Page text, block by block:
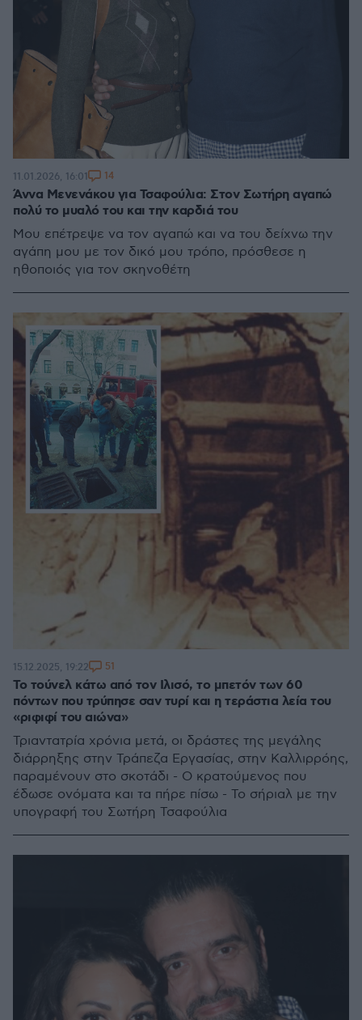
Άννα Μενενάκου για Τσαφούλια: Στον Σωτήρη αγαπώ
πολύ το μυαλό του και την καρδιά του
Μου επέτρεψε να τον αγαπώ και να του δείχνω την
αγάπη μου με τον δικό μου τρόπο, πρόσθεσε η
ηθοποιός για τον σκηνοθέτη
11.01.2026, 16:01 14
Το τούνελ κάτω από τον Ιλισό, το μπετόν των 60
πόντων που τρύπησε σαν τυρί και η τεράστια λεία του
«ριφιφί του αιώνα»
Τριαντατρία χρόνια μετά, οι δράστες της μεγάλης
διάρρηξης στην Τράπεζα Εργασίας, στην Καλλιρρόης,
παραμένουν στο σκοτάδι - Ο κρατούμενος που
έδωσε ονόματα και τα πήρε πίσω - Το σήριαλ με την
υπογραφή του Σωτήρη Τσαφούλια
15.12.2025, 19:22 51